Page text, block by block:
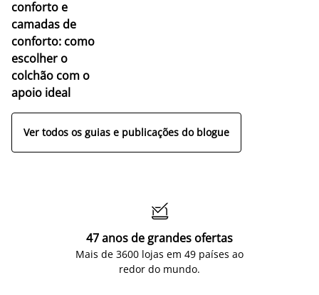
conforto e
camadas de
conforto: como
escolher o
colchão com o
apoio ideal
Ver todos os guias e publicações do blogue

47 anos de grandes ofertas
Mais de 3600 lojas em 49 países ao
redor do mundo.